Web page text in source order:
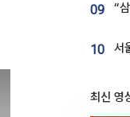
09
10
최신 영